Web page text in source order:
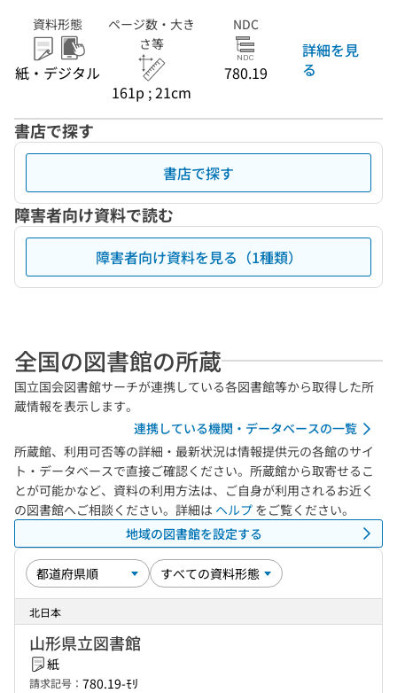
資料形態
紙・デジタル
ページ数・大き
さ等
161p ; 21cm
NDC
780.19
詳細を見
る
書店で探す
書店で探す
障害者向け資料で読む
障害者向け資料を見る（1種類）
全国の図書館の所蔵
国立国会図書館サーチが連携している各図書館等から取得した所
蔵情報を表示します。
連携している機関・データベースの一覧
所蔵館、利用可否等の詳細・最新状況は情報提供元の各館のサイ
ト・データベースで直接ご確認ください。所蔵館から取寄せるこ
とが可能かなど、資料の利用方法は、ご自身が利用されるお近く
の図書館へご相談ください。詳細は ヘルプ をご覧ください。
地域の図書館を設定する
北日本
山形県立図書館
紙
請求記号： 780.19-ﾓﾘ